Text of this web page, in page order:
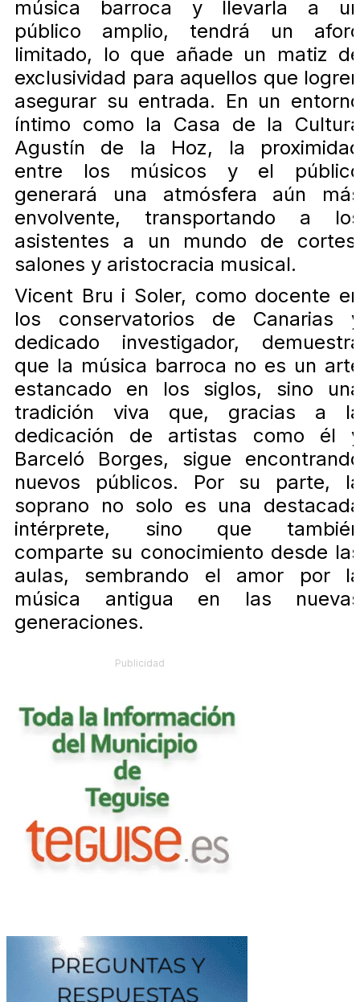
música barroca y llevarla a
público amplio, tendrá un
limitado, lo que añade un matiz
exclusividad para aquellos que
asegurar su entrada. En un
íntimo como la Casa de la
Agustín de la Hoz, la
entre los músicos y el
generará una atmósfera aún
envolvente, transportando a
asistentes a un mundo de
salones y aristocracia musical.
Vicent Bru i Soler, como docente
los conservatorios de Canarias
dedicado investigador,
que la música barroca no es un
estancado en los siglos, sino
tradición viva que, gracias a
dedicación de artistas como él
Barceló Borges, sigue
nuevos públicos. Por su parte,
soprano no solo es una
intérprete, sino que
comparte su conocimiento desde
aulas, sembrando el amor por
música antigua en las
generaciones.
Publicidad